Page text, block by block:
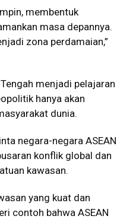
membentuk
masa depannya.
zona perdamaian,”
menjadi pelajaran
hanya akan
dunia.
negara-negara ASEAN
konflik global dan
kawasan.
yang kuat dan
contoh bahwa ASEAN